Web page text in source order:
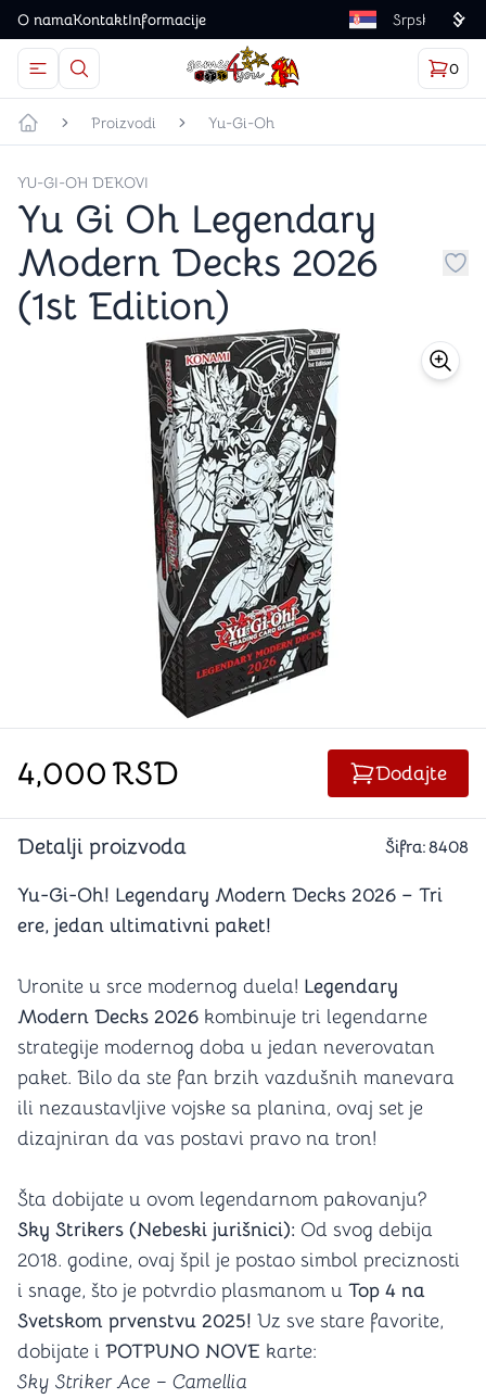
O namaKontaktInformacije Language
Otvorite meni
Dugme u obliku lupe predstavlja ikonicu za
Games4you logo
0
Početna strana
Proizvodi Yu-Gi-Oh
YU-GI-OH DEKOVI
Yu Gi Oh Legendary
Modern Decks 2026
(1st Edition)
4,000RSD Dodajte
Detalji proizvoda Šifra:8408
Yu-Gi-Oh! Legendary Modern Decks 2026 – Tri
ere, jedan ultimativni paket!
Uronite u srce modernog duela! Legendary
Modern Decks 2026 kombinuje tri legendarne
strategije modernog doba u jedan neverovatan
paket. Bilo da ste fan brzih vazdušnih manevara
ili nezaustavljive vojske sa planina, ovaj set je
dizajniran da vas postavi pravo na tron!
Šta dobijate u ovom legendarnom pakovanju?
Sky Strikers (Nebeski jurišnici): Od svog debija
2018. godine, ovaj špil je postao simbol preciznosti
i snage, što je potvrdio plasmanom u Top 4 na
Svetskom prvenstvu 2025! Uz sve stare favorite,
dobijate i POTPUNO NOVE karte:
Sky Striker Ace – Camellia